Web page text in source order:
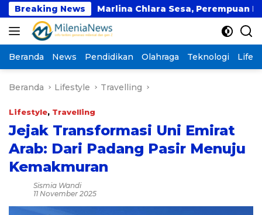
Langsung
ke
konten
Breaking News
Marlina Chlara Sesa, Perempuan Papua Pertama
Beranda News Pendidikan Olahraga Teknologi
Beranda Lifestyle Travelling
Lifestyle, Travelling
Jejak Transformasi Uni Emirat
Arab: Dari Padang Pasir Menuju
Kemakmuran
Sismia Wandi
11 November 2025